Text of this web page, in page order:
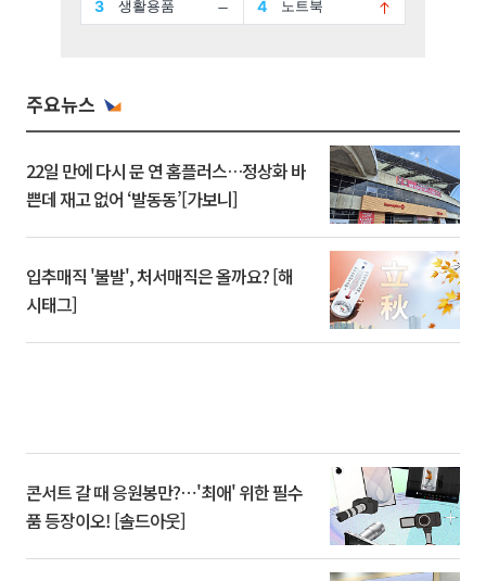
주요뉴스
22일 만에 다시 문 연 홈플러스…정상화 바
쁜데 재고 없어 ‘발동동’[가보니]
입추매직 '불발', 처서매직은 올까요? [해
시태그]
콘서트 갈 때 응원봉만?⋯'최애' 위한 필수
품 등장이오! [솔드아웃]